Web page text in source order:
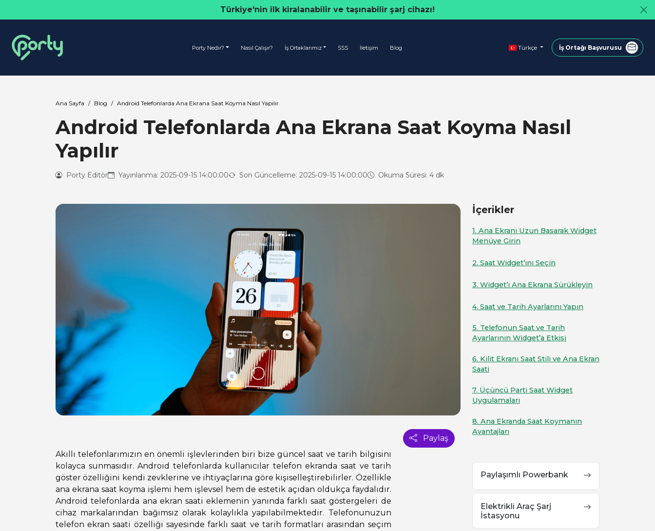
Türkiye'nin ilk kiralanabilir ve taşınabilir şarj cihazı!
Porty Nedir? Nasıl Çalışır? İş Ortaklarımız SSS İletişim Blog Türkçe İş Ortağı Başvurusu
Ana Sayfa Blog Android Telefonlarda Ana Ekrana Saat Koyma Nasıl Yapılır
Android Telefonlarda Ana Ekrana Saat Koyma Nasıl
Yapılır
Porty Editör Yayınlanma: 2025-09-15 14:00:00 Son Güncelleme: 2025-09-15 14:00:00 Okuma Süresi: 4 dk
Paylaş
Akıllı telefonlarımızın en önemli işlevlerinden biri bize güncel saat ve tarih bilgisini
kolayca sunmasıdır. Android telefonlarda kullanıcılar telefon ekranda saat ve tarih
göster özelliğini kendi zevklerine ve ihtiyaçlarına göre kişiselleştirebilirler. Özellikle
ana ekrana saat koyma işlemi hem işlevsel hem de estetik açıdan oldukça faydalıdır.
Android telefonlarda ana ekran saati eklemenin yanında farklı saat göstergeleri de
cihaz markalarından bağımsız olarak kolaylıkla yapılabilmektedir. Telefonunuzun
telefon ekran saati özelliği sayesinde farklı saat ve tarih formatları arasından seçim
İçerikler
1. Ana Ekranı Uzun Basarak Widget
Menüye Girin
2. Saat Widget’ını Seçin
3. Widget’ı Ana Ekrana Sürükleyin
4. Saat ve Tarih Ayarlarını Yapın
5. Telefonun Saat ve Tarih
Ayarlarının Widget’a Etkisi
6. Kilit Ekranı Saat Stili ve Ana Ekran
Saati
7. Üçüncü Parti Saat Widget
Uygulamaları
8. Ana Ekranda Saat Koymanın
Avantajları
Paylaşımlı Powerbank
Elektrikli Araç Şarj
İstasyonu